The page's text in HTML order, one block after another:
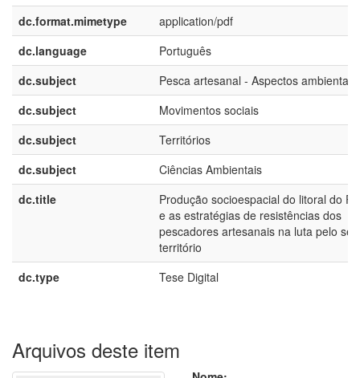
dc.format.mimetype
application/pdf
dc.language
Português
dc.subject
Pesca artesanal - Aspectos ambientais
dc.subject
Movimentos sociais
dc.subject
Territórios
dc.subject
Ciências Ambientais
dc.title
Produção socioespacial do litoral do
e as estratégias de resistências dos
pescadores artesanais na luta pelo seu
território
dc.type
Tese Digital
Arquivos deste item